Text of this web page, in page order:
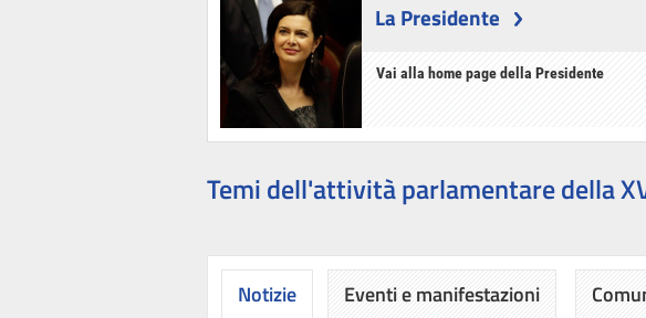
La Presidente
Vai alla home page della Presidente
Temi dell'attività parlamentare della
Notizie Eventi e manifestazioni